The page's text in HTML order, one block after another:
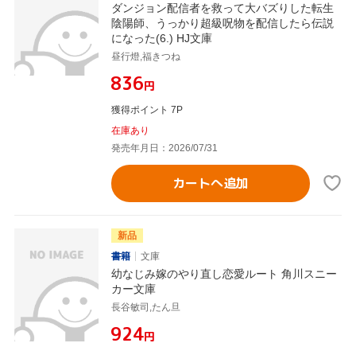
ダンジョン配信者を救って大バズりした転生
陰陽師、うっかり超級呪物を配信したら伝説
になった(6.) HJ文庫
昼行燈,福きつね
¥836円
獲得ポイント 7P
在庫あり
発売年月日：2026/07/31
カートへ追加
新品
書籍
文庫
幼なじみ嫁のやり直し恋愛ルート 角川スニー
カー文庫
長谷敏司,たん旦
¥924円